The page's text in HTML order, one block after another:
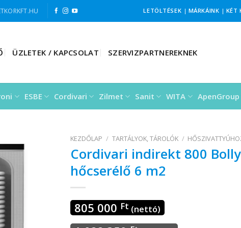
LETÖLTÉSEK | MÁRKÁINK | KÉT
ÜZLETEK / KAPCSOLAT SZERVIZPARTNEREKNEK
ESBE Cordivari Zilmet Sanit WITA ApenGroup
KEZDŐLAP / TARTÁLYOK, TÁROLÓK /
Cordivari indirekt 800
hőcserélő 6 m2
805 000 Ft (nettó)